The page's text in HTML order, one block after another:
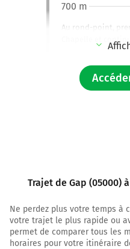
Au rond-point,
Chapelle et
700 m
Continuer Rue
Continuer Rue des
Tourner à gauche
continuer sur 140
Trajet de Gap (05000)
Ne perdez plus votre temps à
votre trajet le plus rapide ou
permet de comparer tous les
horaires pour votre itinéraire